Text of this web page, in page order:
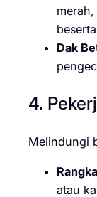
Dak
4.
Melindungi
atau